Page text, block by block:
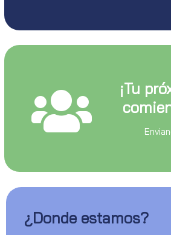
¡Tu
¿Donde estamos?